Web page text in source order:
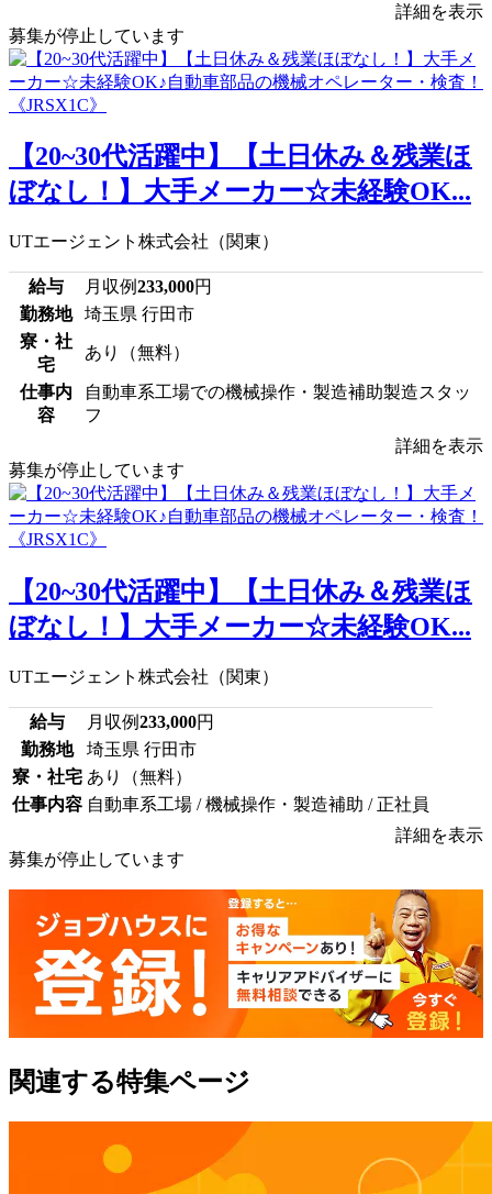
詳細を表示
募集が停止しています
【20~30代活躍中】【土日休み＆残業ほ
ぼなし！】大手メーカー☆未経験OK...
UTエージェント株式会社（関東）
給与 月収例233,000円
勤務地
埼玉県 行田市
寮・社
宅
あり（無料）
仕事内
容
自動車系工場での機械操作・製造補助製造スタッ
フ
詳細を表示
募集が停止しています
【20~30代活躍中】【土日休み＆残業ほ
ぼなし！】大手メーカー☆未経験OK...
UTエージェント株式会社（関東）
給与 月収例233,000円
勤務地
埼玉県 行田市
寮・社宅 あり（無料）
仕事内容 自動車系工場 / 機械操作・製造補助 / 正社員
詳細を表示
募集が停止しています
関連する特集ページ